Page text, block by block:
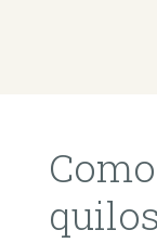
quilos